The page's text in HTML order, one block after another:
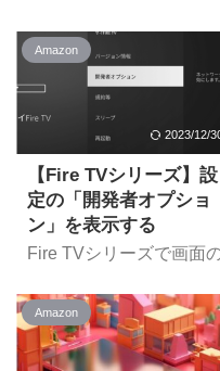
り | いい一年を、笑顔で
はじめよう。 より 2024
年のAmazon 初売りのテ
ーマは「いい一年を、笑
顔ではじめよう。」との
こと。 カスタマーレビュ
ーが☆3 ...
のFire TVシリーズで画面
のスクリーンショットを
取得する方法を自分の備
きます。 リンク リンク
リンク スクリーンショ
トは標準機能で取得でき
ない Fire TVシリーズに
はスクリーンショットを
取得する標準機能は備わ
っていません。。そのた
めアプリ開発・テストな
どの目的で、開発者向け
に提供されている機能を
使ってスクリーンショッ
Amazon
2023/12/
【Fire TVシリーズ】設
定の「開発者オプショ
ン」を表示する
Fire TVシリーズで画面
得するためにADB接続を
する場合、デバイス側で
「開発者オプション」の
設定を変更する必要があ
Amazon